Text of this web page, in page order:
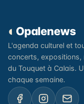
◐ Opalenews
L'agenda culturel et
concerts,
du Touquet à Calais.
chaque semaine.